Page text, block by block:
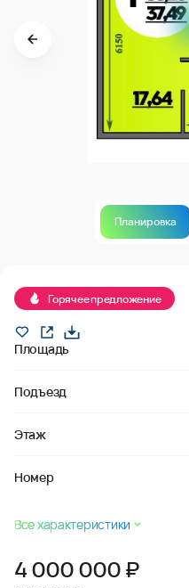
Планировка
Горячее предложение
Площадь
Подъезд
Этаж
Номер
Все характеристики
4 000 000₽